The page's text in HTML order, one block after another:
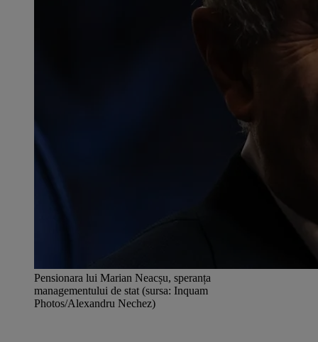
Pensionara lui Marian Neacșu, speranța
managementului de stat (sursa: Inquam
Photos/Alexandru Nechez)